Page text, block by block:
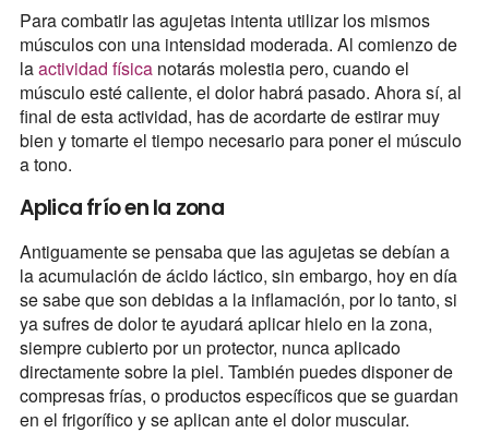
Para combatir las agujetas intenta utilizar los mismos
músculos con una intensidad moderada. Al comienzo de
laactividad físicanotarás molestia pero, cuando el
músculo esté caliente, el dolor habrá pasado. Ahora sí, al
final de esta actividad, has de acordarte de estirar muy
bien y tomarte el tiempo necesario para poner el músculo
a tono.
Aplica frío en la zona
Antiguamente se pensaba que las agujetas se debían a
la acumulación de ácido láctico, sin embargo, hoy en día
se sabe que son debidas a la inflamación, por lo tanto, si
ya sufres de dolor te ayudará aplicar hielo en la zona,
siempre cubierto por un protector, nunca aplicado
directamente sobre la piel. También puedes disponer de
compresas frías, o productos específicos que se guardan
en el frigorífico y se aplican ante el dolor muscular.